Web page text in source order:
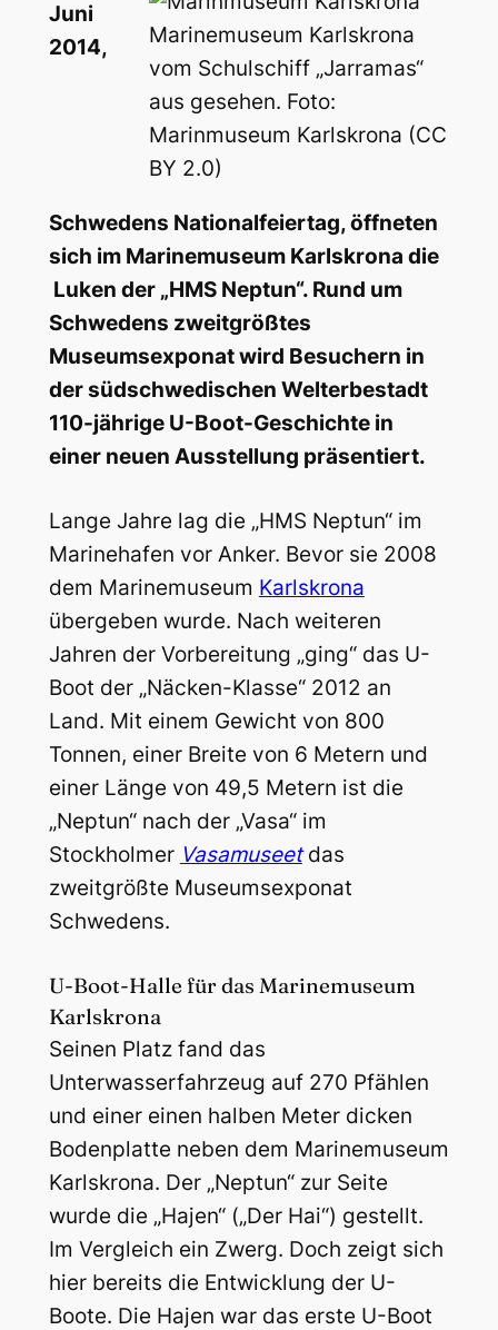
Marinemuseum Karlskrona
vom Schulschiff „Jarramas“
aus gesehen. Foto:
Marinmuseum Karlskrona (CC
BY 2.0)
Juni
2014,
Schwedens Nationalfeiertag, öffneten
sich im Marinemuseum Karlskrona die
Luken der „HMS Neptun“. Rund um
Schwedens zweitgrößtes
Museumsexponat wird Besuchern in
der südschwedischen Welterbestadt
110-jährige U-Boot-Geschichte in
einer neuen Ausstellung präsentiert.
Lange Jahre lag die „HMS Neptun“ im
Marinehafen vor Anker. Bevor sie 2008
dem Marinemuseum Karlskrona
übergeben wurde. Nach weiteren
Jahren der Vorbereitung „ging“ das U-
Boot der „Näcken-Klasse“ 2012 an
Land. Mit einem Gewicht von 800
Tonnen, einer Breite von 6 Metern und
einer Länge von 49,5 Metern ist die
„Neptun“ nach der „Vasa“ im
Stockholmer Vasamuseetdas
zweitgrößte Museumsexponat
Schwedens.
U-Boot-Halle für das Marinemuseum
Karlskrona
Seinen Platz fand das
Unterwasserfahrzeug auf 270 Pfählen
und einer einen halben Meter dicken
Bodenplatte neben dem Marinemuseum
Karlskrona. Der „Neptun“ zur Seite
wurde die „Hajen“ („Der Hai“) gestellt.
Im Vergleich ein Zwerg. Doch zeigt sich
hier bereits die Entwicklung der U-
Boote. Die Hajen war das erste U-Boot